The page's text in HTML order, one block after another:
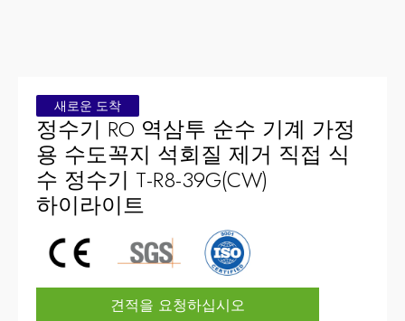
새로운 도착
정수기 RO 역삼투 순수 기계 가정
용 수도꼭지 석회질 제거 직접 식
수 정수기 T-R8-39G(CW)
하이라이트
견적을 요청하십시오